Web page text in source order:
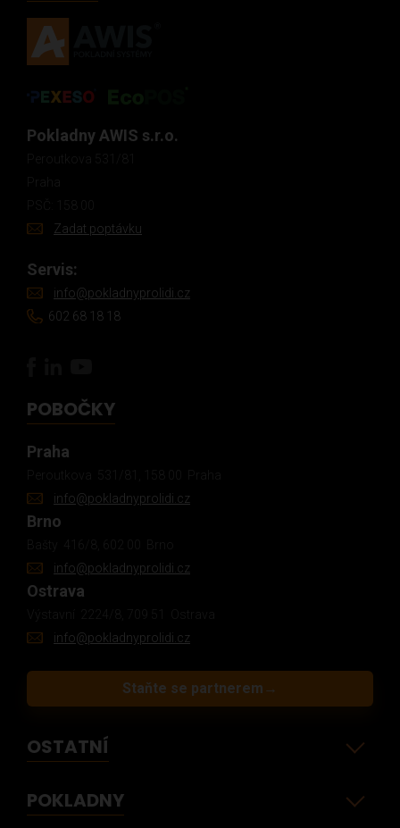
Pokladny AWIS s.r.o.
Zadat poptávku
Servis:
info@pokladnyprolidi.cz
602 68 18 18
POBOČKY
Praha
info@pokladnyprolidi.cz
Brno
info@pokladnyprolidi.cz
Ostrava
info@pokladnyprolidi.cz
Staňte se partnerem →
OSTATNÍ
POKLADNY